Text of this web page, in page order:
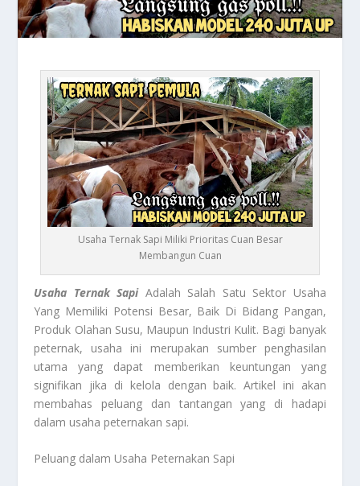
Usaha Ternak Sapi Miliki Prioritas Cuan Besar
Membangun Cuan
Usaha Ternak SapiAdalah Salah Satu Sektor Usaha
Yang Memiliki Potensi Besar, Baik Di Bidang Pangan,
Produk Olahan Susu, Maupun Industri Kulit. Bagi banyak
peternak, usaha ini merupakan sumber penghasilan
utama yang dapat memberikan keuntungan yang
signifikan jika di kelola dengan baik. Artikel ini akan
membahas peluang dan tantangan yang di hadapi
dalam usaha peternakan sapi.
Peluang dalam Usaha Peternakan Sapi